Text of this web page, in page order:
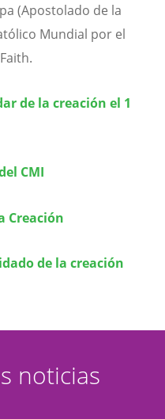
(Apostolado de la
Mundial por el
de la creación el 1
CMI
Creación
de la creación
noticias